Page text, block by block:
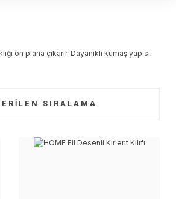
plana çıkarır. Dayanıklı kumaş yapısı